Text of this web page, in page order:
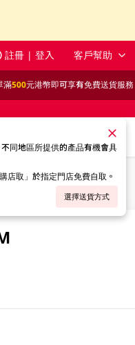
註冊 | 登入 客戶幫助
滿500元港幣即可享有免費送貨服務
同地區所提供的產品有機會具
店取」於指定門店免費自取。
選擇送貨方式